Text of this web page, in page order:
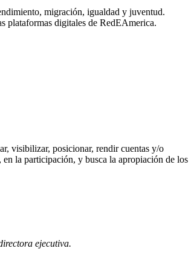
migración, igualdad y juventud.
plataformas digitales de RedEAmerica.
visibilizar, posicionar, rendir cuentas y/o
la participación, y busca la apropiación de los
ejecutiva.